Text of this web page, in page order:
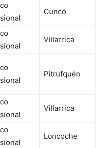
Cunco
Villarrica
Pitrufquén
Villarrica
Loncoche